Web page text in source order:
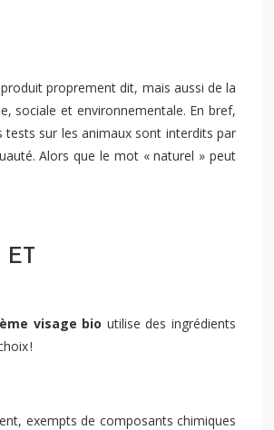
proprement dit, mais aussi de la
sociale et environnementale. En bref,
tests sur les animaux sont interdits par
Alors que le mot « naturel » peut
ET
visage bio utilise des ingrédients
!
exempts de composants chimiques